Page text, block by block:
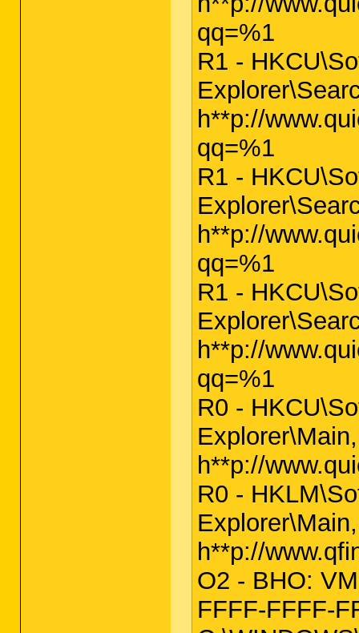
qq=%1
R1 -
h**p://
qq=%1
R1 -
h**p://
qq=%1
R1 -
h**p://
qq=%1
R0 -
h**p://
R0 -
h**p://
O2 - BHO:
FFFF-FFFF-